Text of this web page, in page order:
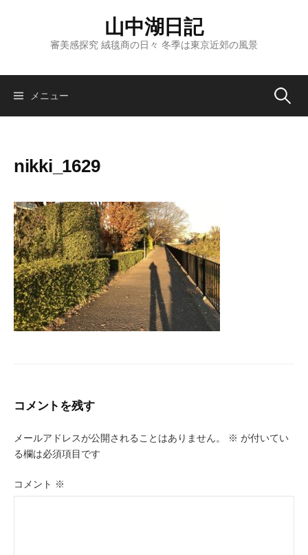
ツ
山中湖日記
審美感探究 絨毯商の日々 冬季は東京近郊の風景
メニュー 検
nikki_1629
コメントを残す
メールアドレスが公開されることはありません。 ※ が付いてい
る欄は必須項目です
コメント ※